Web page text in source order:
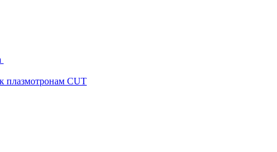
плазмотронам CUT